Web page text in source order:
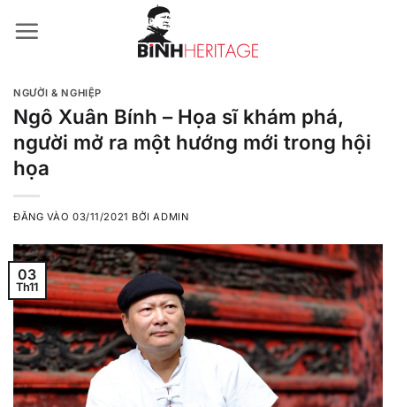
qua
NGƯỜI & NGHIỆP
Ngô Xuân Bính – Họa sĩ khám phá,
người mở ra một hướng mới trong hội
họa
ĐĂNG VÀO03/11/2021 BỞIADMIN
03
Th11